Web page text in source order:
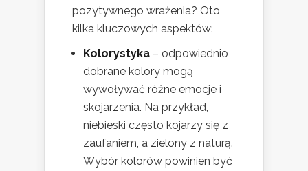
pozytywnego wrażenia? Oto
kilka kluczowych aspektów:
Kolorystyka – odpowiednio
dobrane kolory mogą
wywoływać różne emocje i
skojarzenia. Na przykład,
niebieski często kojarzy się z
zaufaniem, a zielony z naturą.
Wybór kolorów powinien być